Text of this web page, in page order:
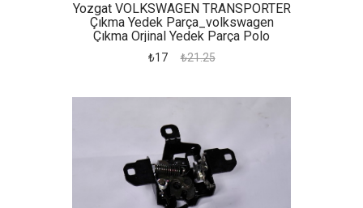
Yozgat VOLKSWAGEN TRANSPORTER
Çıkma Yedek Parça_volkswagen
Çıkma Orjinal Yedek Parça Polo
Merkezi Kilit Motoru
₺17 ₺21.25